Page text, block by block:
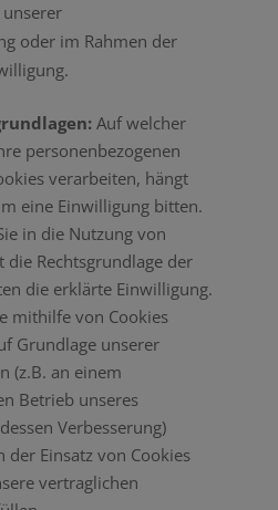
oder im Rahmen der
Auf welcher
personenbezogenen
verarbeiten, hängt
eine Einwilligung bitten.
in die Nutzung von
die Rechtsgrundlage der
die erklärte Einwilligung.
mithilfe von Cookies
Grundlage unserer
(z.B. an einem
Betrieb unseres
Verbesserung)
Einsatz von Cookies
vertraglichen